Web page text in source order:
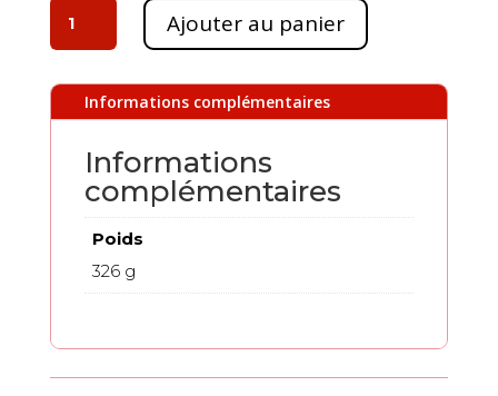
quantité
artisanale
200g
Ajouter au panier
Informations complémentaires
Informations
complémentaires
Poids
326 g